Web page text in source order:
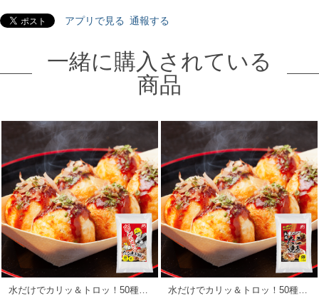
アプリで見る 通報する
一緒に購入されている
商品